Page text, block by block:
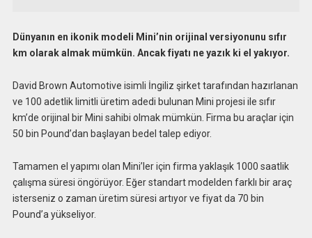
Dünyanın en ikonik modeli Mini’nin orijinal versiyonunu sıfır
km olarak almak mümkün. Ancak fiyatı ne yazık ki el yakıyor.
David Brown Automotive isimli İngiliz şirket tarafından hazırlanan
ve 100 adetlik limitli üretim adedi bulunan Mini projesi ile sıfır
km’de orijinal bir Mini sahibi olmak mümkün. Firma bu araçlar için
50 bin Pound’dan başlayan bedel talep ediyor.
Tamamen el yapımı olan Mini’ler için firma yaklaşık 1000 saatlik
çalışma süresi öngörüyor. Eğer standart modelden farklı bir araç
isterseniz o zaman üretim süresi artıyor ve fiyat da 70 bin
Pound’a yükseliyor.